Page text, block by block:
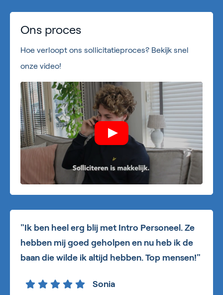
Ons proces
Hoe verloopt ons sollicitatieproces? Bekijk snel
onze video!
"Ik ben heel erg blij met Intro Personeel. Ze
hebben mij goed geholpen en nu heb ik de
baan die wilde ik altijd hebben. Top mensen!"
Sonia